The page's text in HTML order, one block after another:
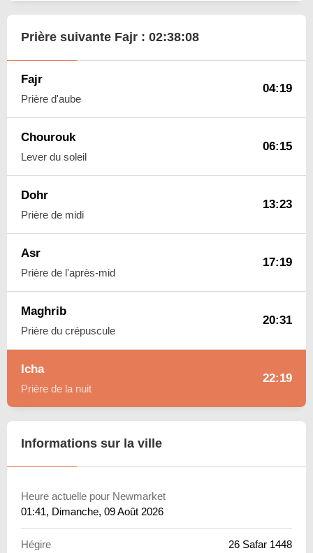
Prière suivante Fajr : 02:38:07
Fajr
Prière d'aube
04:19
Chourouk
Lever du soleil
06:15
Dohr
Prière de midi
13:23
Asr
Prière de l'après-mid
17:19
Maghrib
Prière du crépuscule
20:31
Icha
Prière de la nuit
22:19
Informations sur la ville
Heure actuelle pour Newmarket
01:41, Dimanche, 09 Août 2026
Hégire 26 Safar 1448